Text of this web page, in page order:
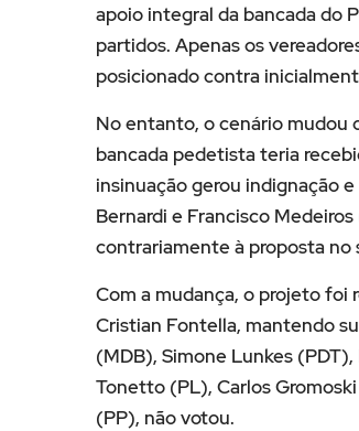
apoio integral da bancada do
partidos. Apenas os
posicionado contra
No entanto, o cenário mudou
bancada pedetista teria
insinuação gerou indignação
Bernardi e Francisco
contrariamente à proposta no
Com a mudança, o projeto foi
Cristian Fontella, mantendo
(MDB), Simone Lunkes
Tonetto (PL), Carlos
(PP), não votou.